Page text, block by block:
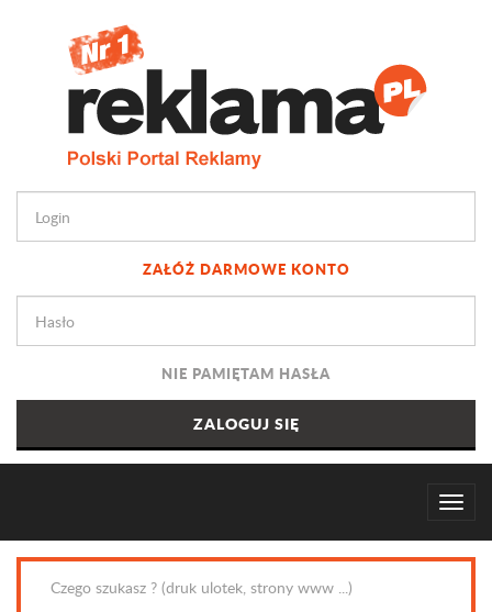
ZAŁÓŻ DARMOWE KONTO
NIE PAMIĘTAM HASŁA